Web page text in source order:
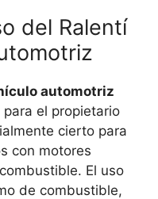
del Ralentí
automotriz
para el propietario
cierto para
con motores
El uso
de combustible,